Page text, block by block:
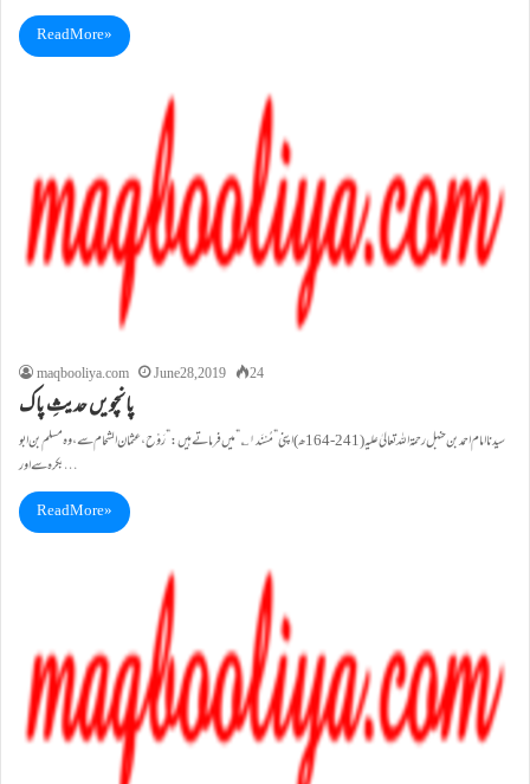
Read More »
maqbooliya.com June 28, 2019 24
پانچویں حدیثِ پاک
بکرہ سے اور…
Read More »